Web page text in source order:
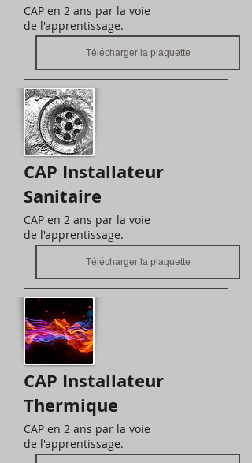
CAP en 2 ans par la voie
de l'apprentissage.
Télécharger la plaquette
CAP Installateur
Sanitaire
CAP en 2 ans par la voie
de l'apprentissage.
Télécharger la plaquette
CAP Installateur
Thermique
CAP en 2 ans par la voie
de l'apprentissage.